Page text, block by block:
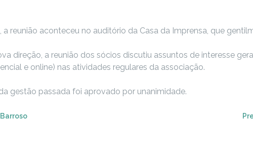
reunião aconteceu no auditório da Casa da Imprensa, que
direção, a reunião dos sócios discutiu assuntos de interesse
e online) nas atividades regulares da associação.
gestão passada foi aprovado por unanimidade.